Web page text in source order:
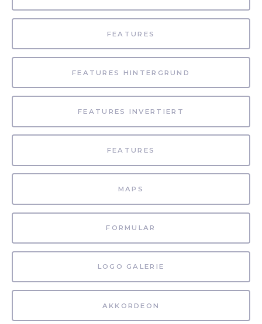
FEATURES
FEATURES HINTERGRUND
FEATURES INVERTIERT
FEATURES
MAPS
FORMULAR
LOGO GALERIE
AKKORDEON